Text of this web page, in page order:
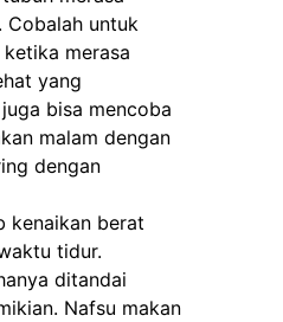
Cobalah untuk
ketika merasa
yang
bisa mencoba
malam dengan
dengan
kenaikan berat
tidur.
ditandai
Nafsu makan